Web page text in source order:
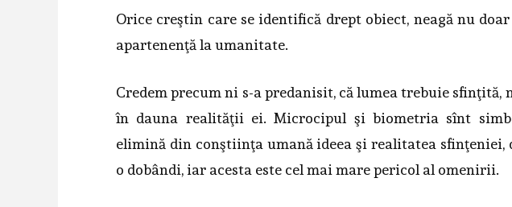
Orice creştin care se identifică drept obiect, neagă nu
apartenenţă la umanitate.
Credem precum ni s-a predanisit, că lumea trebuie
în dauna realităţii ei. Microcipul şi biometria sînt
elimină din conştiinţa umană ideea şi realitatea sfinţeniei,
o dobândi, iar acesta este cel mai mare pericol al omenirii.